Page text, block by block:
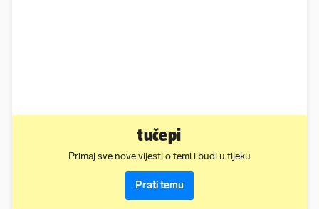
tučepi
Primaj sve nove vijesti o temi i budi u tijeku
Prati temu